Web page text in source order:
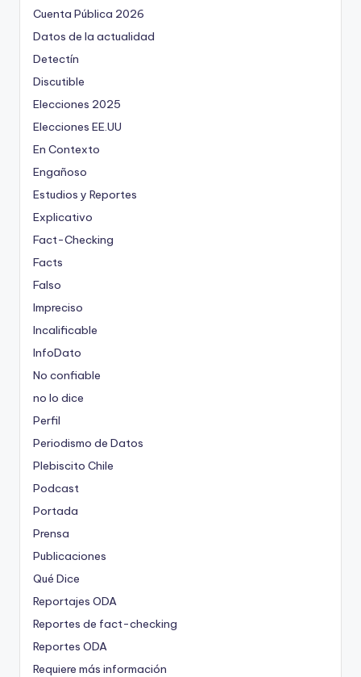
Cuenta Pública 2026
Datos de la actualidad
Detectín
Discutible
Elecciones 2025
Elecciones EE.UU
En Contexto
Engañoso
Estudios y Reportes
Explicativo
Fact-Checking
Facts
Falso
Impreciso
Incalificable
InfoDato
No confiable
no lo dice
Perfil
Periodismo de Datos
Plebiscito Chile
Podcast
Portada
Prensa
Publicaciones
Qué Dice
Reportajes ODA
Reportes de fact-checking
Reportes ODA
Requiere más información